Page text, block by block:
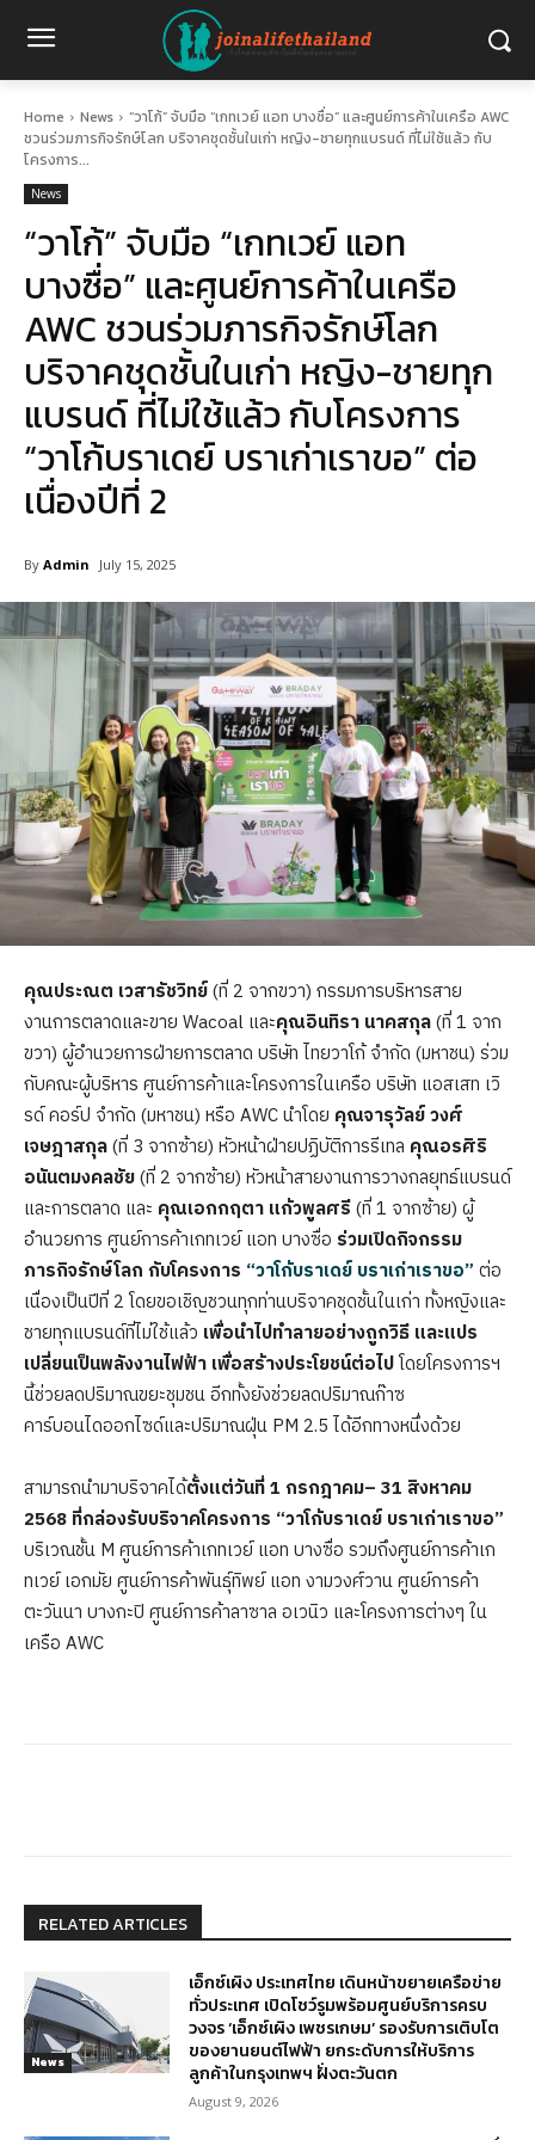
Home News
“วาโก้” จับมือ “เกทเวย์ แอท บางซื่อ” และศูนย์การค้าในเครือ AWC
ชวนร่วมภารกิจรักษ์โลก บริจาคชุดชั้นในเก่า หญิง-ชายทุกแบรนด์ ที่ไม่ใช้แล้ว กับ
โครงการ...
News
“วาโก้” จับมือ “เกทเวย์ แอท
บางซื่อ” และศูนย์การค้าในเครือ
AWC ชวนร่วมภารกิจรักษ์โลก
บริจาคชุดชั้นในเก่า หญิง-ชายทุก
แบรนด์ ที่ไม่ใช้แล้ว กับโครงการ
“วาโก้บราเดย์ บราเก่าเราขอ” ต่อ
เนื่องปีที่ 2
By Admin July 15, 2025
คุณประณต เวสารัชวิทย์(ที่ 2 จากขวา) กรรมการบริหารสาย
งานการตลาดและขาย Wacoal และคุณอินทิรา นาคสกุล(ที่ 1 จาก
ขวา) ผู้อำนวยการฝ่ายการตลาด บริษัท ไทยวาโก้ จำกัด (มหาชน) ร่วม
กับคณะผู้บริหาร ศูนย์การค้าและโครงการในเครือ บริษัท แอสเสท เวิ
รด์ คอร์ป จำกัด (มหาชน) หรือ AWC นำโดย คุณจารุวัลย์ วงศ์
เจษฎาสกุล(ที่ 3 จากซ้าย) หัวหน้าฝ่ายปฏิบัติการรีเทล คุณอรศิริ
อนันตมงคลชัย(ที่ 2 จากซ้าย) หัวหน้าสายงานการวางกลยุทธ์แบรนด์
และการตลาด และ คุณเอกกฤตา แก้วพูลศรี(ที่ 1 จากซ้าย) ผู้
อำนวยการ ศูนย์การค้าเกทเวย์ แอท บางซื่อ ร่วมเปิดกิจกรรม
ภารกิจรักษ์โลก กับโครงการ “วาโก้บราเดย์ บราเก่าเราขอ” ต่อ
เนื่องเป็นปีที่ 2 โดยขอเชิญชวนทุกท่านบริจาคชุดชั้นในเก่า ทั้งหญิงและ
ชายทุกแบรนด์ที่ไม่ใช้แล้ว เพื่อนำไปทำลายอย่างถูกวิธี และแปร
เปลี่ยนเป็นพลังงานไฟฟ้า เพื่อสร้างประโยชน์ต่อไปโดยโครงการฯ
นี้ช่วยลดปริมาณขยะชุมชน อีกทั้งยังช่วยลดปริมาณก๊าซ
คาร์บอนไดออกไซด์และปริมาณฝุ่น PM 2.5 ได้อีกทางหนึ่งด้วย
สามารถนำมาบริจาคได้ตั้งแต่วันที่ 1 กรกฎาคม– 31 สิงหาคม
2568 ที่กล่องรับบริจาคโครงการ “วาโก้บราเดย์ บราเก่าเราขอ”
บริเวณชั้น M ศูนย์การค้าเกทเวย์ แอท บางซื่อ รวมถึงศูนย์การค้าเก
ทเวย์ เอกมัย ศูนย์การค้าพันธุ์ทิพย์ แอท งามวงศ์วาน ศูนย์การค้า
ตะวันนา บางกะปิ ศูนย์การค้าลาซาล อเวนิว และโครงการต่างๆ ใน
เครือ AWC
RELATED ARTICLES
News
เอ็กซ์เผิง ประเทศไทย เดินหน้าขยายเครือข่าย
ทั่วประเทศ เปิดโชว์รูมพร้อมศูนย์บริการครบ
วงจร ‘เอ็กซ์เผิง เพชรเกษม’ รองรับการเติบโต
ของยานยนต์ไฟฟ้า ยกระดับการให้บริการ
ลูกค้าในกรุงเทพฯ ฝั่งตะวันตก
August 9, 2026